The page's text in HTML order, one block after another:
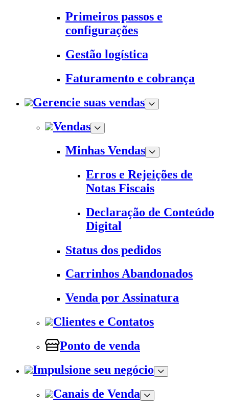
Primeiros passos e
configurações
Gestão logística
Faturamento e cobrança
Gerencie suas vendas
Vendas
Minhas Vendas
Erros e Rejeições de
Notas Fiscais
Declaração de Conteúdo
Digital
Status dos pedidos
Carrinhos Abandonados
Venda por Assinatura
Clientes e Contatos
Ponto de venda
Impulsione seu negócio
Canais de Venda